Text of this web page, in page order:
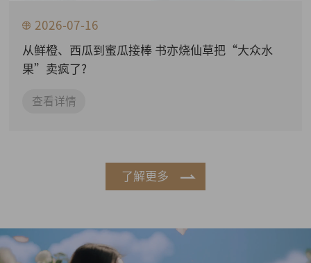
2026-07-16
从鲜橙、西瓜到蜜瓜接棒 书亦烧仙草把“大众水
果”卖疯了?
查看详情
了解更多